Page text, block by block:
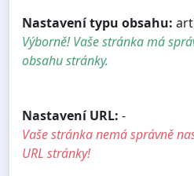
Nastavení typu obsahu:
Výborně! Vaše stránka má
obsahu stránky.
Nastavení URL: -
Vaše stránka nemá správně
URL stránky!